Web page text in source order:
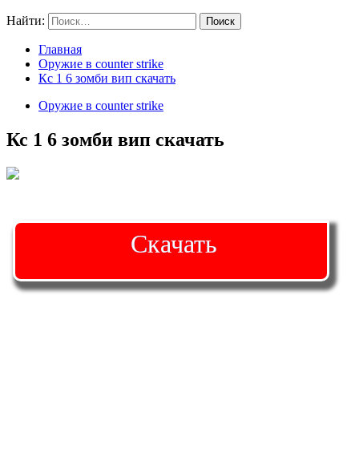
Найти:
Главная
Оружие в counter strike
Кс 1 6 зомби вип скачать
Оружие в counter strike
Кс 1 6 зомби вип скачать
Скачать